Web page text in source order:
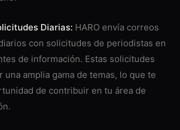
Diarias: HARO envía correos
con solicitudes de periodistas en
de información. Estas solicitudes
una amplia gama de temas, lo que te
de contribuir en tu área de